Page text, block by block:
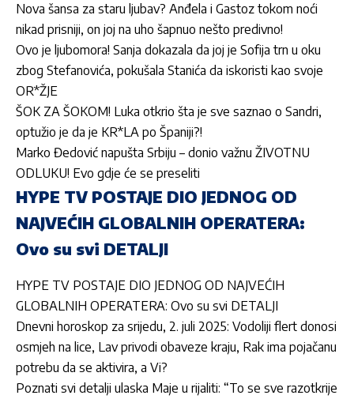
Nova šansa za staru ljubav? Anđela i Gastoz tokom noći
nikad prisniji, on joj na uho šapnuo nešto predivno!
Ovo je ljubomora! Sanja dokazala da joj je Sofija trn u oku
zbog Stefanovića, pokušala Stanića da iskoristi kao svoje
OR*ŽJE
ŠOK ZA ŠOKOM! Luka otkrio šta je sve saznao o Sandri,
optužio je da je KR*LA po Španiji?!
Marko Đedović napušta Srbiju – donio važnu ŽIVOTNU
ODLUKU! Evo gdje će se preseliti
HYPE TV POSTAJE DIO JEDNOG OD
NAJVEĆIH GLOBALNIH OPERATERA:
Ovo su svi DETALJI
HYPE TV POSTAJE DIO JEDNOG OD NAJVEĆIH
GLOBALNIH OPERATERA: Ovo su svi DETALJI
Dnevni horoskop za srijedu, 2. juli 2025: Vodoliji flert donosi
osmjeh na lice, Lav privodi obaveze kraju, Rak ima pojačanu
potrebu da se aktivira, a Vi?
Poznati svi detalji ulaska Maje u rijaliti: “To se sve razotkrije